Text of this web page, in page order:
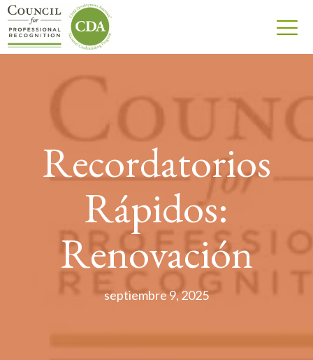
Recordatorios
Rápidos:
Renovación
septiembre 9, 2025